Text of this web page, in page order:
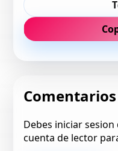
Comentarios
Debes iniciar
cuenta de lector